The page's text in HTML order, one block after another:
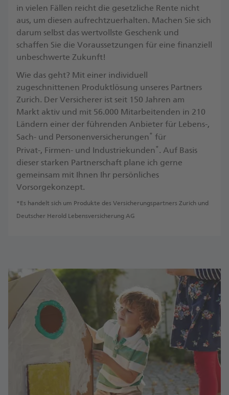
in vielen Fällen reicht die gesetzliche Rente nicht
aus, um diesen aufrechtzuerhalten. Machen Sie sich
darum selbst das wertvollste Geschenk und
schaffen Sie die Voraussetzungen für eine finanziell
unbeschwerte Zukunft! ​
Wie das geht? Mit einer individuell
zugeschnittenen Produktlösung unseres Partners
Zurich. Der Versicherer ist seit 150 Jahren am
Markt aktiv und mit 56.000 Mitarbeitenden in 210
Ländern einer der führenden Anbieter für Lebens-,
Sach- und Personenversicherungen* für
Privat-, Firmen- und Industriekunden*. ​Auf Basis
dieser starken Partnerschaft plane ich gerne
gemeinsam mit Ihnen Ihr persönliches
Vorsorgekonzept.
*Es handelt sich um Produkte des Versicherungspartners Zurich und
Deutscher Herold Lebensversicherung AG